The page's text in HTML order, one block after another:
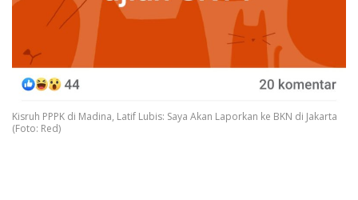
Kisruh PPPK di Madina, Latif Lubis: Saya Akan Laporkan ke BKN di Jakarta
(Foto: Red)